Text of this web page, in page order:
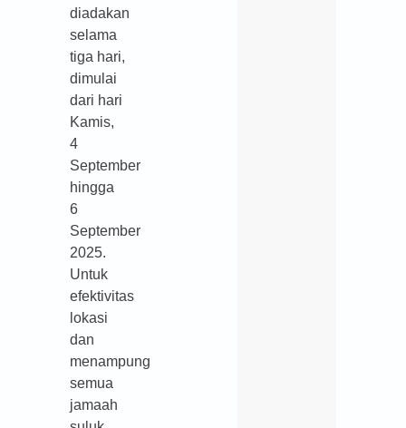
diadakan
selama
tiga hari,
dimulai
dari hari
Kamis,
4
September
hingga
6
September
2025.
Untuk
efektivitas
lokasi
dan
menampung
semua
jamaah